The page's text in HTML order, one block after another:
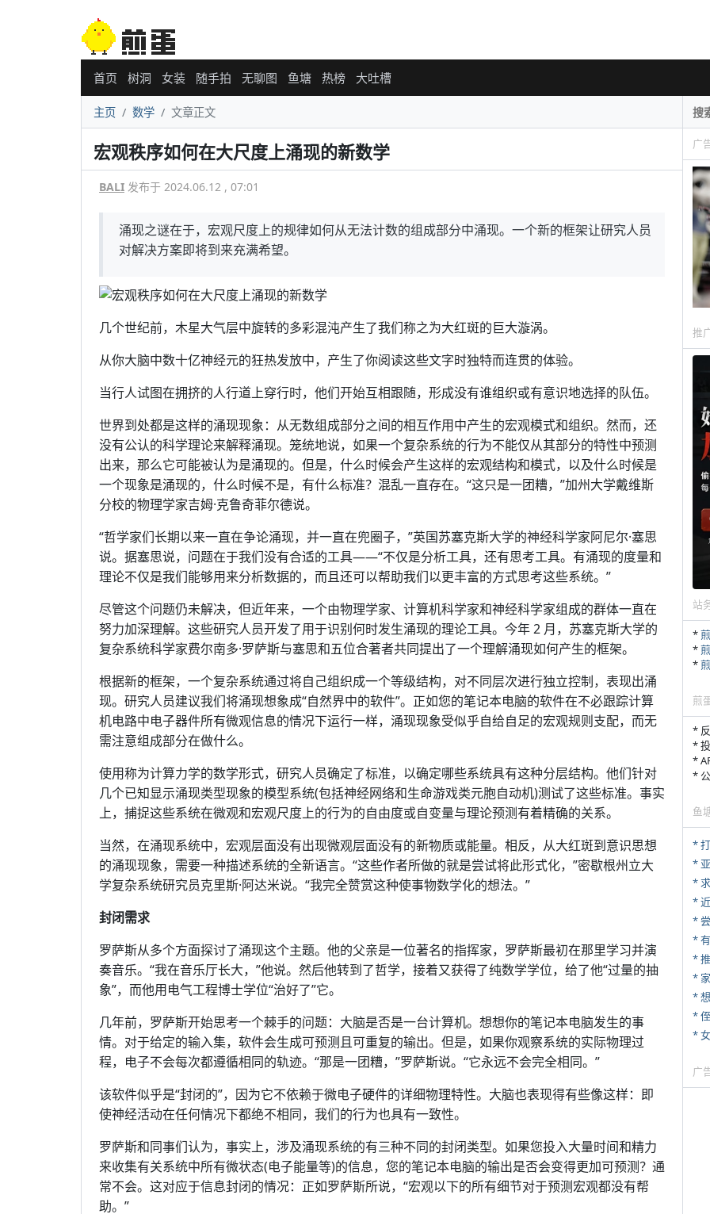
首页 树洞 女装 随手拍 无聊图 鱼塘 热榜 大吐槽
主页 数学 文章正文
宏观秩序如何在大尺度上涌现的新数学
BALI 发布于 2024.06.12 , 07:01
涌现之谜在于，宏观尺度上的规律如何从无法计数的组成部分中涌现。一个新的框架让研究人员
对解决方案即将到来充满希望。
几个世纪前，木星大气层中旋转的多彩混沌产生了我们称之为大红斑的巨大漩涡。
从你大脑中数十亿神经元的狂热发放中，产生了你阅读这些文字时独特而连贯的体验。
当行人试图在拥挤的人行道上穿行时，他们开始互相跟随，形成没有谁组织或有意识地选择的队伍。
世界到处都是这样的涌现现象：从无数组成部分之间的相互作用中产生的宏观模式和组织。然而，还
没有公认的科学理论来解释涌现。笼统地说，如果一个复杂系统的行为不能仅从其部分的特性中预测
出来，那么它可能被认为是涌现的。但是，什么时候会产生这样的宏观结构和模式，以及什么时候是
一个现象是涌现的，什么时候不是，有什么标准？混乱一直存在。“这只是一团糟，”加州大学戴维斯
分校的物理学家吉姆·克鲁奇菲尔德说。
“哲学家们长期以来一直在争论涌现，并一直在兜圈子，”英国苏塞克斯大学的神经科学家阿尼尔·塞思
说。据塞思说，问题在于我们没有合适的工具——“不仅是分析工具，还有思考工具。有涌现的度量和
理论不仅是我们能够用来分析数据的，而且还可以帮助我们以更丰富的方式思考这些系统。”
尽管这个问题仍未解决，但近年来，一个由物理学家、计算机科学家和神经科学家组成的群体一直在
努力加深理解。这些研究人员开发了用于识别何时发生涌现的理论工具。今年 2 月，苏塞克斯大学的
复杂系统科学家费尔南多·罗萨斯与塞思和五位合著者共同提出了一个理解涌现如何产生的框架。
根据新的框架，一个复杂系统通过将自己组织成一个等级结构，对不同层次进行独立控制，表现出涌
现。研究人员建议我们将涌现想象成“自然界中的软件”。正如您的笔记本电脑的软件在不必跟踪计算
机电路中电子器件所有微观信息的情况下运行一样，涌现现象受似乎自给自足的宏观规则支配，而无
需注意组成部分在做什么。
使用称为计算力学的数学形式，研究人员确定了标准，以确定哪些系统具有这种分层结构。他们针对
几个已知显示涌现类型现象的模型系统(包括神经网络和生命游戏类元胞自动机)测试了这些标准。事实
上，捕捉这些系统在微观和宏观尺度上的行为的自由度或自变量与理论预测有着精确的关系。
当然，在涌现系统中，宏观层面没有出现微观层面没有的新物质或能量。相反，从大红斑到意识思想
的涌现现象，需要一种描述系统的全新语言。“这些作者所做的就是尝试将此形式化，”密歇根州立大
学复杂系统研究员克里斯·阿达米说。“我完全赞赏这种使事物数学化的想法。”
封闭需求
罗萨斯从多个方面探讨了涌现这个主题。他的父亲是一位著名的指挥家，罗萨斯最初在那里学习并演
奏音乐。“我在音乐厅长大，”他说。然后他转到了哲学，接着又获得了纯数学学位，给了他“过量的抽
象”，而他用电气工程博士学位“治好了”它。
几年前，罗萨斯开始思考一个棘手的问题：大脑是否是一台计算机。想想你的笔记本电脑发生的事
情。对于给定的输入集，软件会生成可预测且可重复的输出。但是，如果你观察系统的实际物理过
程，电子不会每次都遵循相同的轨迹。“那是一团糟，”罗萨斯说。“它永远不会完全相同。”
该软件似乎是“封闭的”，因为它不依赖于微电子硬件的详细物理特性。大脑也表现得有些像这样：即
使神经活动在任何情况下都绝不相同，我们的行为也具有一致性。
罗萨斯和同事们认为，事实上，涉及涌现系统的有三种不同的封闭类型。如果您投入大量时间和精力
来收集有关系统中所有微状态(电子能量等)的信息，您的笔记本电脑的输出是否会变得更加可预测？通
常不会。这对应于信息封闭的情况：正如罗萨斯所说，“宏观以下的所有细节对于预测宏观都没有帮
助。”
广
推
站
*
*
*
煎
*
*
*
*
鱼
*
*
*
*
*
*
*
*
*
广